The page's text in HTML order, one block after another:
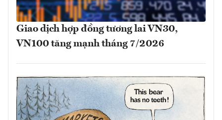
Giao dịch hợp đồng tương lai VN30,
VN100 tăng mạnh tháng 7/2026